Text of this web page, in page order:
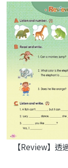
【Review】透